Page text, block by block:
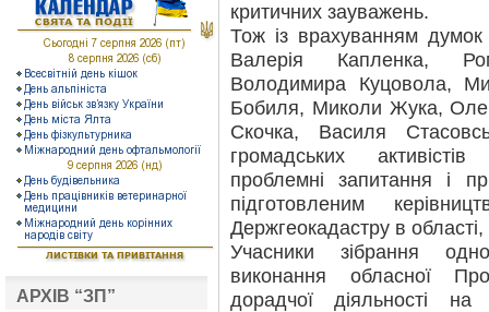
АРХІВ “ЗП”
критичних зауважень.
Тож із врахуванням думок
Валерія Капленка,
Володимира Куцовола,
Бобиля, Миколи Жука,
Скочка, Василя
громадських
проблемні запитання і
підготовленим
Держгеокадастру в області,
Учасники зібрання
виконання обласної
дорадчої діяльності